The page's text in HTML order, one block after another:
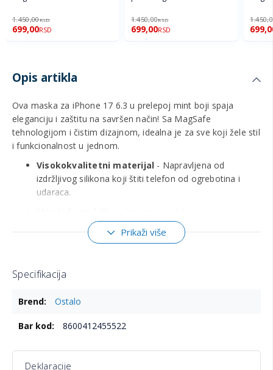
1.450,00RSD
699,00RSD
1.450,00RSD
699,00RSD
Opis artikla
Ova maska za iPhone 17 6.3 u prelepoj mint boji spaja
eleganciju i zaštitu na savršen način! Sa MagSafe
tehnologijom i čistim dizajnom, idealna je za sve koji žele stil
i funkcionalnost u jednom.
Visokokvalitetni materijal - Napravljena od
izdržljivog silikona koji štiti telefon od ogrebotina i
udaraca.
MagSafe dodacima i bežičnim punjačima.
Precizan dizajn- Savršeno se uklapa uz iPhone 17
Protivklizna površina
tvom uređaju.
Kompatibilna isključivo sa iPhone 17 6.3.
Prikaži više
Specifikacija
informacijaOstalo
8600412455522
Deklaracije